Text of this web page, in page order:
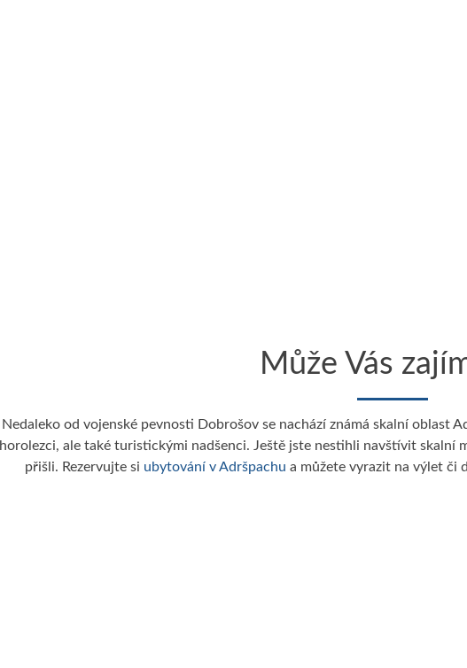
Může Vás
Nedaleko od vojenské pevnosti Dobrošov se nachází známá skalní oblast
horolezci, ale také turistickými nadšenci. Ještě jste nestihli navštívit skalní
přišli. Rezervujte si ubytování v Adršpachu a můžete vyrazit na výlet či